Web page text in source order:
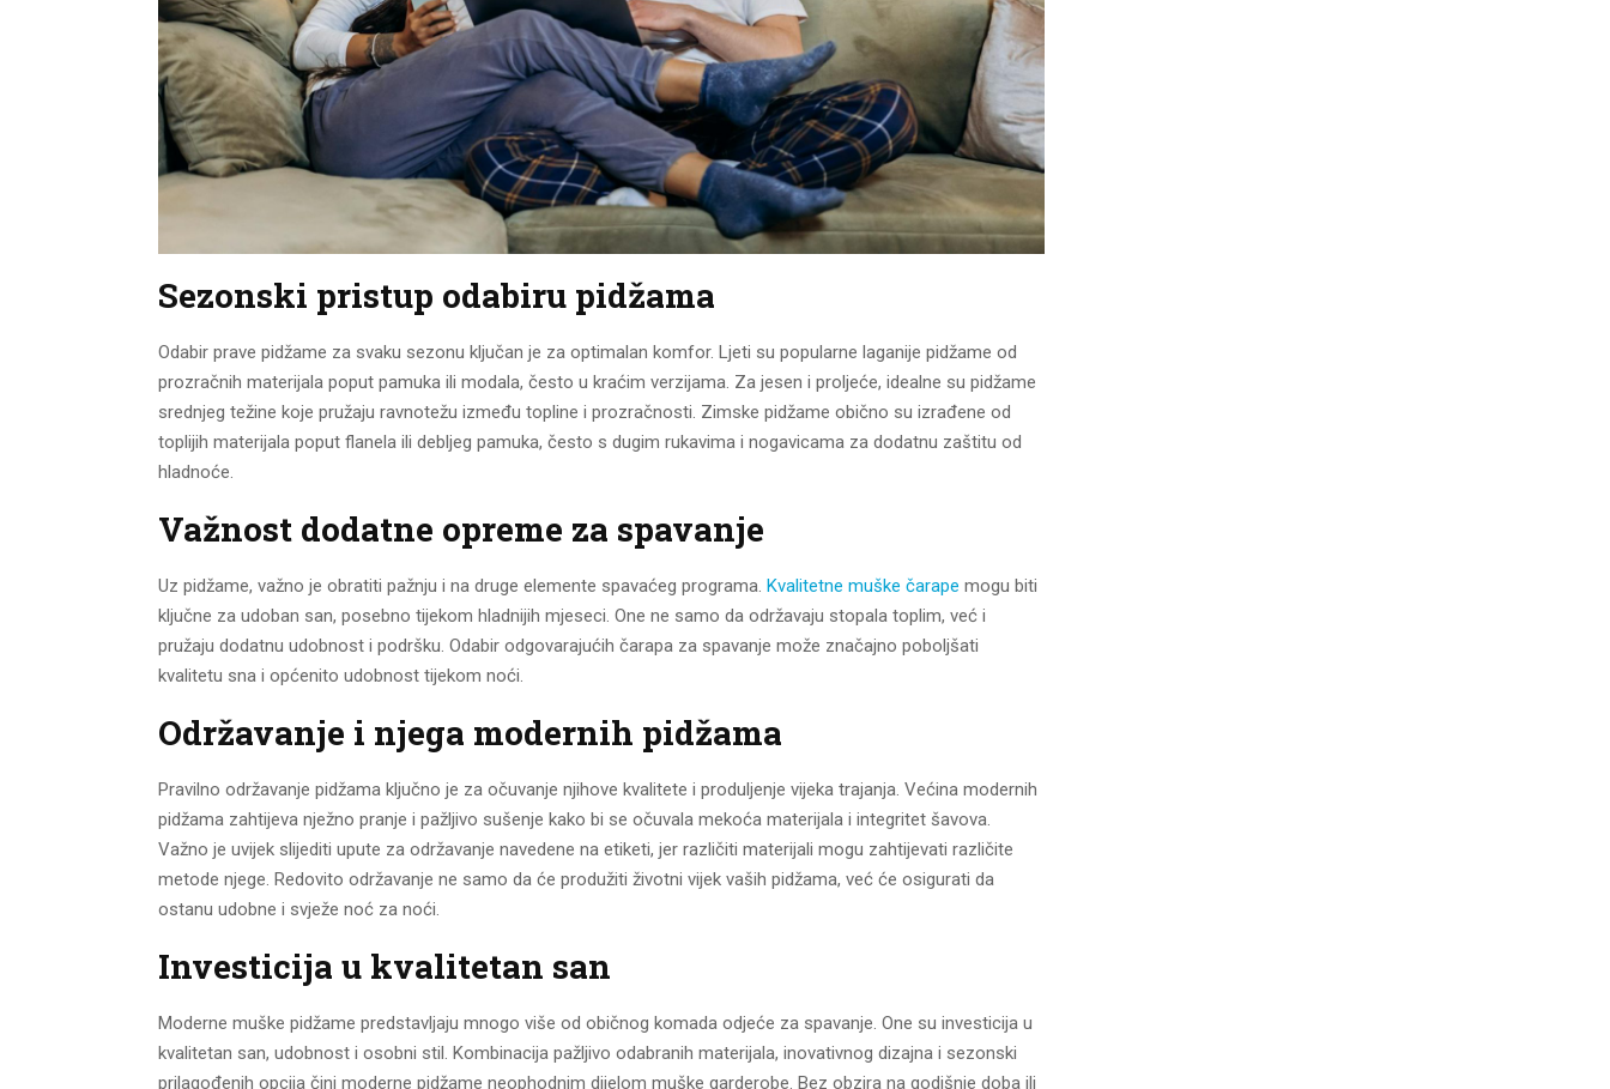
Sezonski pristup odabiru pidžama
Odabir prave pidžame za svaku sezonu ključan je za optimalan komfor. Ljeti su popularne laganije pidžame od
prozračnih materijala poput pamuka ili modala, često u kraćim verzijama. Za jesen i proljeće, idealne su pidžame
srednjeg težine koje pružaju ravnotežu između topline i prozračnosti. Zimske pidžame obično su izrađene od
toplijih materijala poput flanela ili debljeg pamuka, često s dugim rukavima i nogavicama za dodatnu zaštitu od
hladnoće.
Važnost dodatne opreme za spavanje
Uz pidžame, važno je obratiti pažnju i na druge elemente spavaćeg programa. Kvalitetne muške čarape mogu biti
ključne za udoban san, posebno tijekom hladnijih mjeseci. One ne samo da održavaju stopala toplim, već i
pružaju dodatnu udobnost i podršku. Odabir odgovarajućih čarapa za spavanje može značajno poboljšati
kvalitetu sna i općenito udobnost tijekom noći.
Održavanje i njega modernih pidžama
Pravilno održavanje pidžama ključno je za očuvanje njihove kvalitete i produljenje vijeka trajanja. Većina modernih
pidžama zahtijeva nježno pranje i pažljivo sušenje kako bi se očuvala mekoća materijala i integritet šavova.
Važno je uvijek slijediti upute za održavanje navedene na etiketi, jer različiti materijali mogu zahtijevati različite
metode njege. Redovito održavanje ne samo da će produžiti životni vijek vaših pidžama, već će osigurati da
ostanu udobne i svježe noć za noći.
Investicija u kvalitetan san
Moderne muške pidžame predstavljaju mnogo više od običnog komada odjeće za spavanje. One su investicija u
kvalitetan san, udobnost i osobni stil. Kombinacija pažljivo odabranih materijala, inovativnog dizajna i sezonski
prilagođenih opcija čini moderne pidžame neophodnim dijelom muške garderobe. Bez obzira na godišnje doba ili